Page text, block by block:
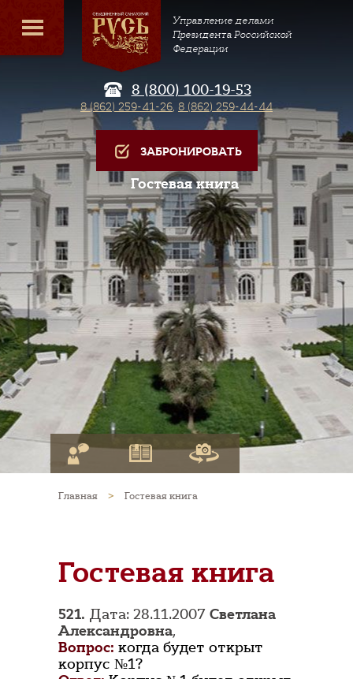
Управление делами
Президента Российской
Федерации
8 (800) 100-19-53
8 (862) 259-41-26, 8 (862) 259-44-44
ЗАБРОНИРОВАТЬ
Гостевая книга
Главная > Гостевая книга
Гостевая книга
521. Дата: 28.11.2007 Светлана
Александровна,
Вопрос: когда будет открыт
корпус №1?